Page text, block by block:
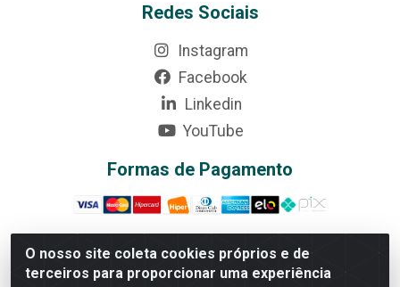
O nosso site coleta cookies próprios e de
terceiros para proporcionar uma experiência
Redes Sociais
Instagram
Facebook
Linkedin
YouTube
Formas de Pagamento
Rede Brasil - Avenida Universitária, nº 3860, Jardim das